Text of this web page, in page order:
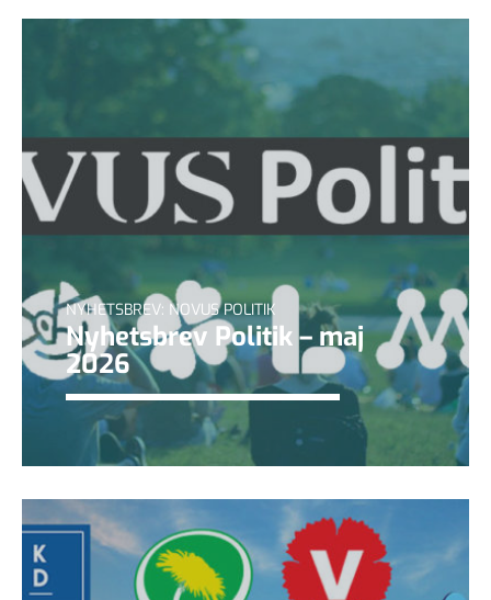
NYHETSBREV: NOVUS POLITIK
Nyhetsbrev Politik – maj
2026